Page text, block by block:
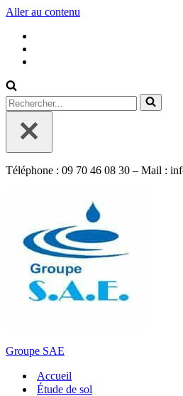
Aller au contenu
Rechercher...
Téléphone : 09 70 46 08 30 – Mail :
Groupe SAE
Accueil
Étude de sol